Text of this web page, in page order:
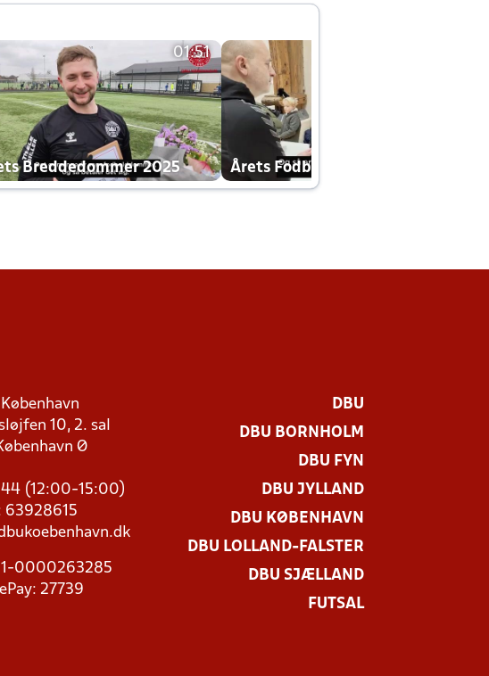
01:51
Breddedommer 2025 Årets Fodboldklub 2025 mp4
10, 2. sal
Ø
(12:00-15:00)
63928615
0000263285
27739
DBU
DBU BORNHOLM
DBU FYN
DBU JYLLAND
DBU KØBENHAVN
DBU LOLLAND-FALSTER
DBU SJÆLLAND
FUTSAL